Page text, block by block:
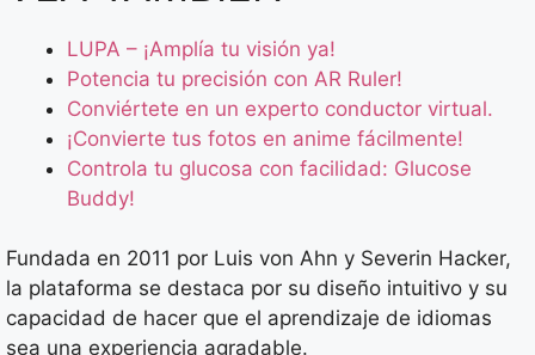
LUPA – ¡Amplía tu visión ya!
Potencia tu precisión con AR Ruler!
Conviértete en un experto conductor virtual.
¡Convierte tus fotos en anime fácilmente!
Controla tu glucosa con facilidad: Glucose
Buddy!
Fundada en 2011 por Luis von Ahn y Severin Hacker,
la plataforma se destaca por su diseño intuitivo y su
capacidad de hacer que el aprendizaje de idiomas
sea una experiencia agradable.